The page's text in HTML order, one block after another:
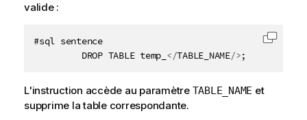
valide :
#sql sentence
         DROP TABLE temp_
</TABLE_NAME/>;
Copier
L'instruction accède au paramètre TABLE_NAME et
supprime la table correspondante.